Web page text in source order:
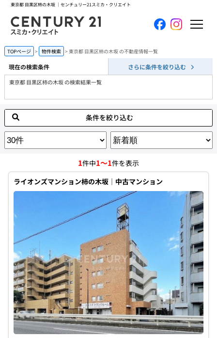
東京都 目黒区柿の木坂 ｜センチュリー21スミカ・クリエイト
ホーム
当社について
買いたい
売りたい
コンテンツ
採用情報
会員メニュー
個人情報保護の取扱い 会員規約 サイトマップ
TOPページ 物件検索 東京都 目黒区柿の木坂 の不動産情報一覧
現在の検索条件 さらに条件を絞り込む
東京都 目黒区柿の木坂 の検索結果一覧
条件を絞り込む
1件中1～1件を表示
ライオンズマンション柿の木坂｜中古マンション